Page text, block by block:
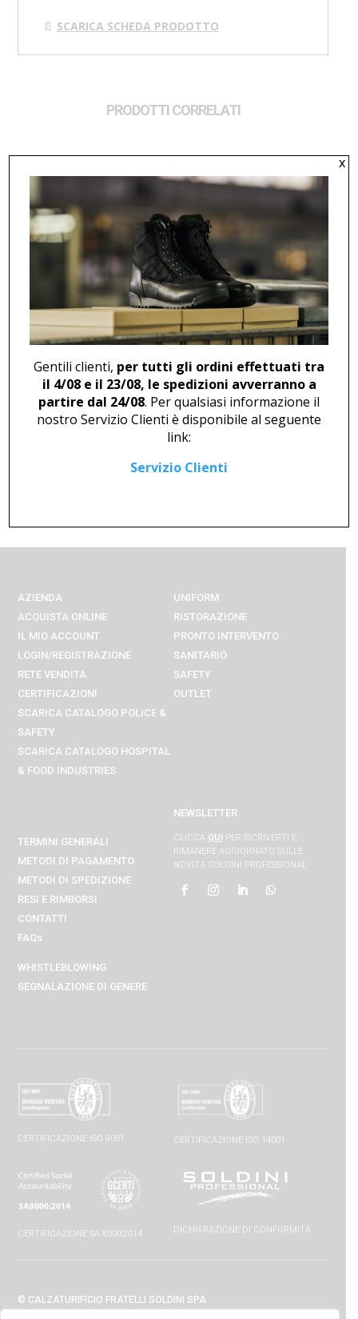
📄 SCARICA SCHEDA PRODOTTO
PRODOTTI CORRELATI
DERBY U 445 NERO
43,00€
MOCASSINO STRINGATO M
121,00€
DERBY CON SPUNTERBO M
AZIENDA
ACQUISTA ONLINE
IL MIO ACCOUNT
LOGIN/REGISTRAZIONE
RETE VENDITA
CERTIFICAZIONI
SCARICA CATALOGO POLICE &
SAFETY
SCARICA CATALOGO HOSPITAL
& FOOD INDUSTRIES
UNIFORM
RISTORAZIONE
PRONTO INTERVENTO
SANITARIO
SAFETY
OUTLET
TERMINI GENERALI
METODI DI PAGAMENTO
METODI DI SPEDIZIONE
RESI E RIMBORSI
CONTATTI
FAQs
WHISTLEBLOWING
SEGNALAZIONE DI GENERE
NEWSLETTER
CLICCA QUIPER ISCRIVERTI E
RIMANERE AGGIORNATO SULLE
NOVITA’ SOLDINI PROFESSIONAL
CERTIFICAZIONE ISO 9001 CERTIFICAZIONE ISO 14001
CERTIFICAZIONE SA 8000:2014 DICHIARAZIONE DI CONFORMITÀ
© CALZATURIFICIO FRATELLI SOLDINI SPA
Gentili clienti, per tutti gli ordini effettuati tra
il 4/08 e il 23/08, le spedizioni avverranno a
partire dal 24/08. Per qualsiasi informazione il
nostro Servizio Clienti è disponibile al seguente
link:
Servizio Clienti
x